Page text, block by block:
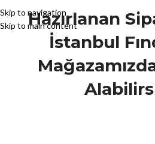
Skip to navigation
Skip to main content
Hazırlanan
İstanbul